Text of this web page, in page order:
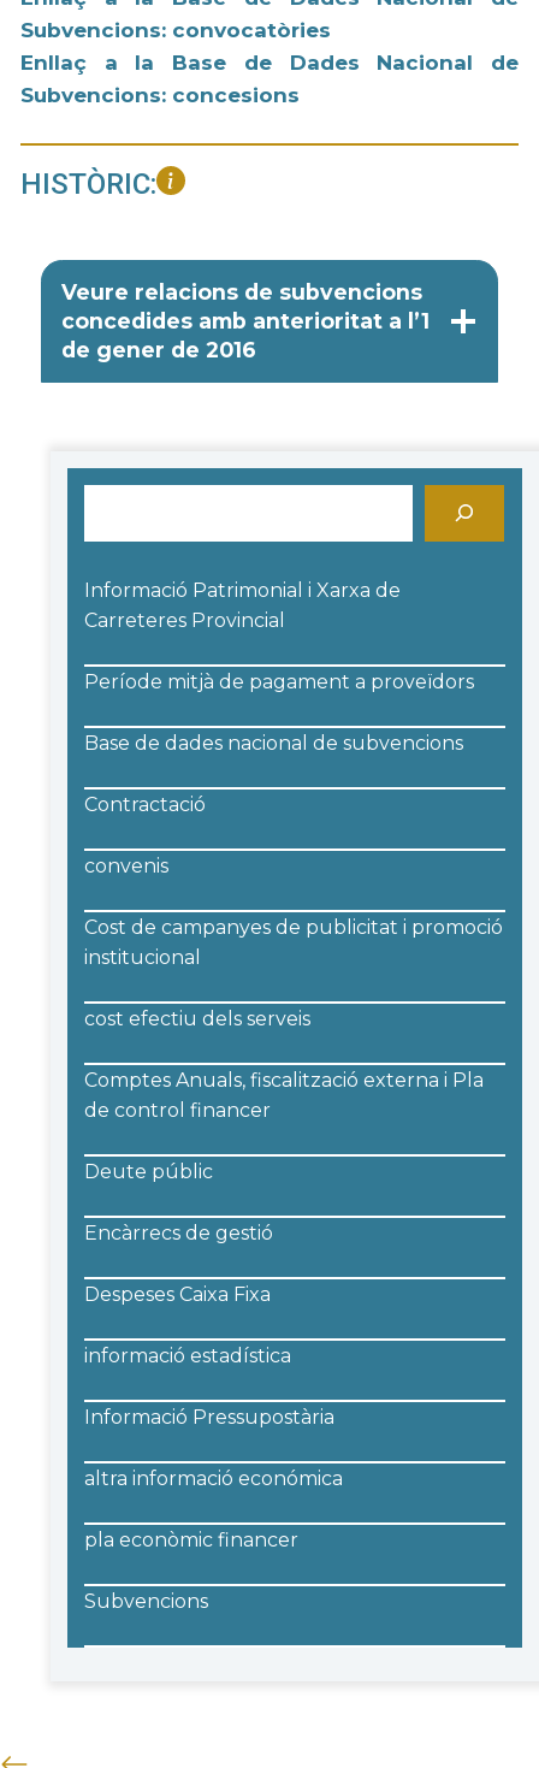
Subvencions: convocatòries
Enllaç a la Base de Dades Nacional de
Subvencions: concesions
HISTÒRIC:
Veure relacions de subvencions
concedides amb anterioritat a l’1
de gener de 2016
Informació Patrimonial i Xarxa de
Carreteres Provincial
Període mitjà de pagament a proveïdors
Base de dades nacional de subvencions
Contractació
convenis
Cost de campanyes de publicitat i promoció
institucional
cost efectiu dels serveis
Comptes Anuals, fiscalització externa i Pla
de control financer
Deute públic
Encàrrecs de gestió
Despeses Caixa Fixa
informació estadística
Informació Pressupostària
altra informació económica
pla econòmic financer
Subvencions